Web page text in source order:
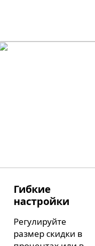
Гибкие
настройки
Регулируйте
размер скидки в